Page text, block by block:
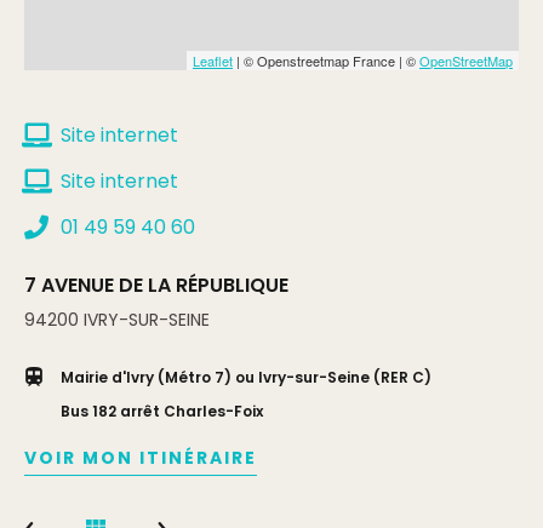
Leaflet | © Openstreetmap France | ©OpenStreetMap
Site internet
Site internet
01 49 59 40 60
7 AVENUE DE LA RÉPUBLIQUE
94200 IVRY-SUR-SEINE
Mairie d'Ivry (Métro 7) ou Ivry-sur-Seine (RER C)
Bus 182 arrêt Charles-Foix
VOIR MON ITINÉRAIRE